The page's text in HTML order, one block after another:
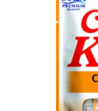
Diete Veterinare Câini
Recompense Câini